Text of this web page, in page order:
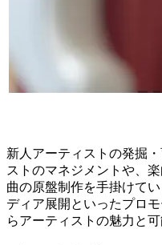
新人アーティストの発掘
ストのマネジメントや、
曲の原盤制作を手掛けて
ディア展開といったプロ
らアーティストの魅力と